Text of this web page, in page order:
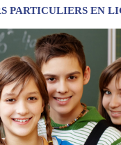
PARTICULIERS EN